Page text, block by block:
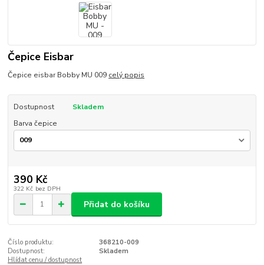
Čepice Eisbar
Čepice eisbar Bobby MU 009 celý popis
Dostupnost
Skladem
Barva čepice
390 Kč
322 Kč bez DPH
Přidat do košíku
Číslo produktu:
368210-009
Dostupnost:
Skladem
Hlídat cenu / dostupnost